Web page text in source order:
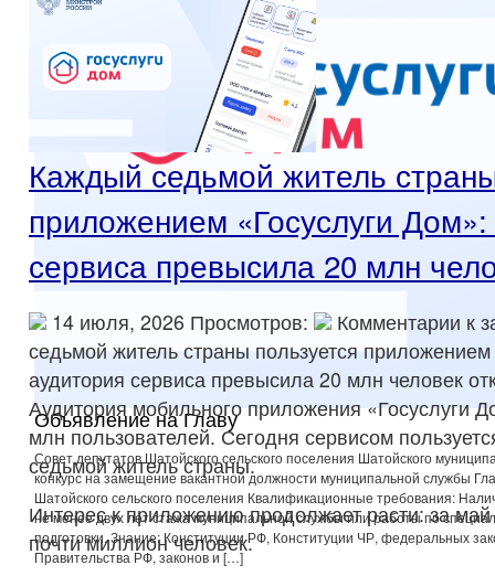
Объявление на Главу
Совет депутатов Шатойского сельского поселения Шатойского
конкурс на замещение вакантной должности муниципальной службы
Шатойского сельского поселения Квалификационные требования:
не менее двух лет стажа муниципальной службы или работы по
подготовки. Знание: Конституции РФ, Конституции ЧР, федеральных
Правительства РФ, законов и […]
Каждый седьмой житель
приложением «Госуслуги
сервиса превысила 20 млн
14 июля, 2026 Просмотров: Комментарии к
седьмой житель страны пользуется
аудитория сервиса превысила 20 млн человек
Аудитория мобильного приложения «Госуслуги
млн пользователей. Сегодня сервисом
седьмой житель страны.
Интерес к приложению продолжает расти: за май
почти миллион человек.